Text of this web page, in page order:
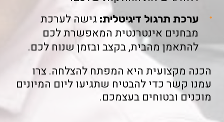
ערכת תרגול דיגיטלית: גישה לערכת
מבחנים אינטרנטית המאפשרת לכם
להתאמן מהבית, בקצב ובזמן שנוח לכם.
הכנה מקצועית היא המפתח להצלחה. צרו
עמנו קשר כדי להבטיח שתגיעו ליום המיונים
מוכנים ובטוחים בעצמכם.